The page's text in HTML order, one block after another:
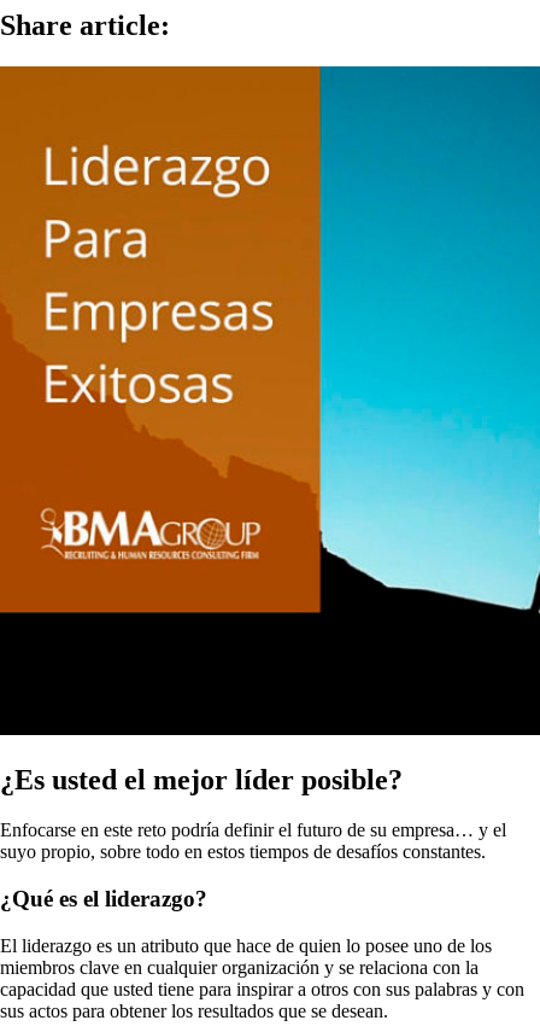
Share article:
¿Es usted el mejor líder posible?
Enfocarse en este reto podría definir el futuro de su empresa… y el
suyo propio, sobre todo en estos tiempos de desafíos constantes.
¿Qué es el liderazgo?
El liderazgo es un atributo que hace de quien lo posee uno de los
miembros clave en cualquier organización y se relaciona con la
capacidad que usted tiene para inspirar a otros con sus palabras y con
sus actos para obtener los resultados que se desean.